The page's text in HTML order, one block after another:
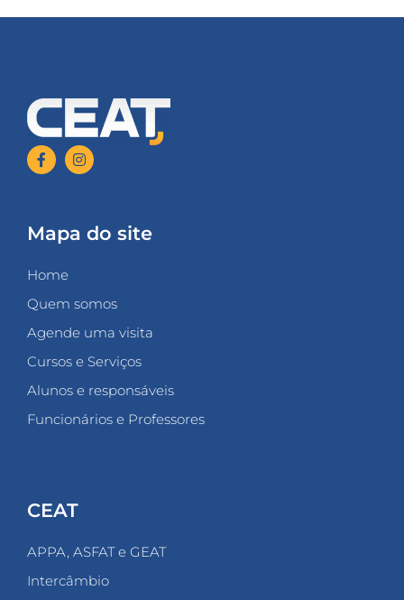
Mapa do site
Home
Quem somos
Agende uma visita
Cursos e Serviços
Alunos e responsáveis
Funcionários e Professores
CEAT
APPA, ASFAT e GEAT
Intercâmbio